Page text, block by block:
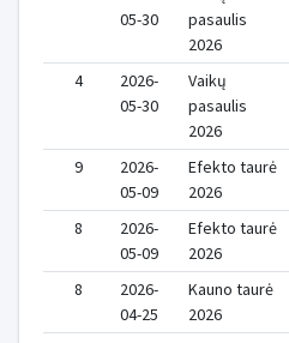
05-30
pasaulis
2026
4
2026-
05-30
Vaikų
pasaulis
2026
9
2026-
05-09
Efekto taurė
2026
8
2026-
05-09
Efekto taurė
2026
8
2026-
04-25
Kauno taurė
2026